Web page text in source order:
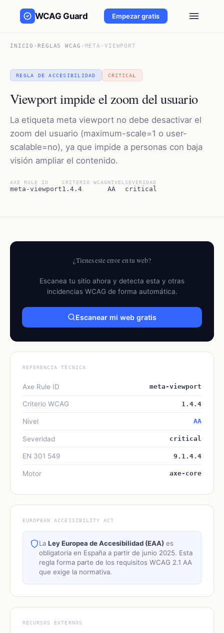
WCAG Guard Empezar gratis
INICIO ›REGLAS WCAG › META-VIEWPORT
REGLA DE ACCESIBILIDAD CRITICAL
Viewport impide el zoom del usuario
La etiqueta meta viewport no debe desactivar el
zoom del usuario (maximum-scale=1 o user-
scalable=no), ya que impide a personas con baja
visión ampliar el contenido.
AXE RULE ID
meta-viewport
CRITERIO WCAG
1.4.4
NIVEL
AA
SEVERIDAD
critical
¿Tienes este error en tu web?
Escanea tu sitio ahora y detecta esta y otras
incidencias WCAG de forma automática.
Escanear mi web gratis
REFERENCIA TÉCNICA
Axe Rule ID meta-viewport
Criterio WCAG 1.4.4
Nivel AA
Severidad critical
EN 301 549 9.1.4.4
Motor axe-core
EUROPEAN ACCESSIBILITY ACT
LaLey Europea de Accesibilidad (EAA) es
obligatoria en España a partir de junio 2025. Esta
regla forma parte de los requisitos WCAG 2.1 AA
que exige la normativa.
RECURSOS EXTERNOS